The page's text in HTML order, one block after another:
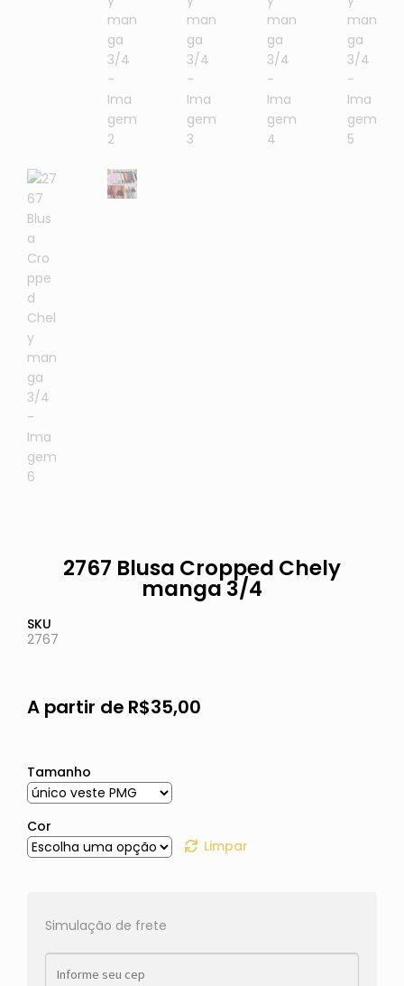
2767 Blusa Cropped Chely
manga 3/4
SKU
2767
A partir de R$35,00
Tamanho
Cor
Limpar
Simulação de frete